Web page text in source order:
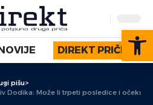
DIREKT PRIČE
pišu>
Dodika: Može li trpeti posledice i očekuju